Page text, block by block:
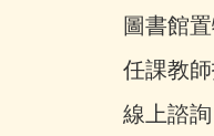
圖書館
任課教
線上諮詢